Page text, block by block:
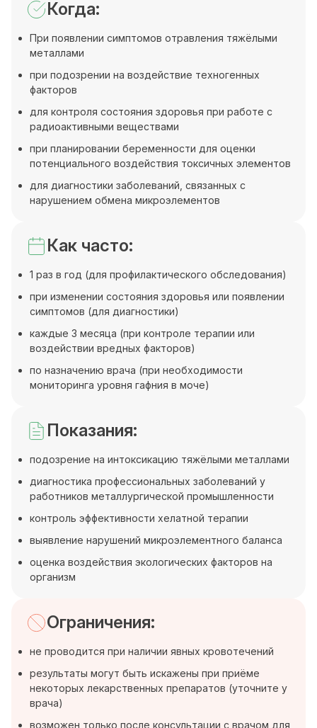
Когда:
При появлении симптомов отравления тяжёлыми
металлами
при подозрении на воздействие техногенных
факторов
для контроля состояния здоровья при работе с
радиоактивными веществами
при планировании беременности для оценки
потенциального воздействия токсичных элементов
для диагностики заболеваний, связанных с
нарушением обмена микроэлементов
Как часто:
1 раз в год (для профилактического обследования)
при изменении состояния здоровья или появлении
симптомов (для диагностики)
каждые 3 месяца (при контроле терапии или
воздействии вредных факторов)
по назначению врача (при необходимости
мониторинга уровня гафния в моче)
Показания:
подозрение на интоксикацию тяжёлыми металлами
диагностика профессиональных заболеваний у
работников металлургической промышленности
контроль эффективности хелатной терапии
выявление нарушений микроэлементного баланса
оценка воздействия экологических факторов на
организм
Ограничения:
не проводится при наличии явных кровотечений
результаты могут быть искажены при приёме
некоторых лекарственных препаратов (уточните у
врача)
возможен только после консультации с врачом для